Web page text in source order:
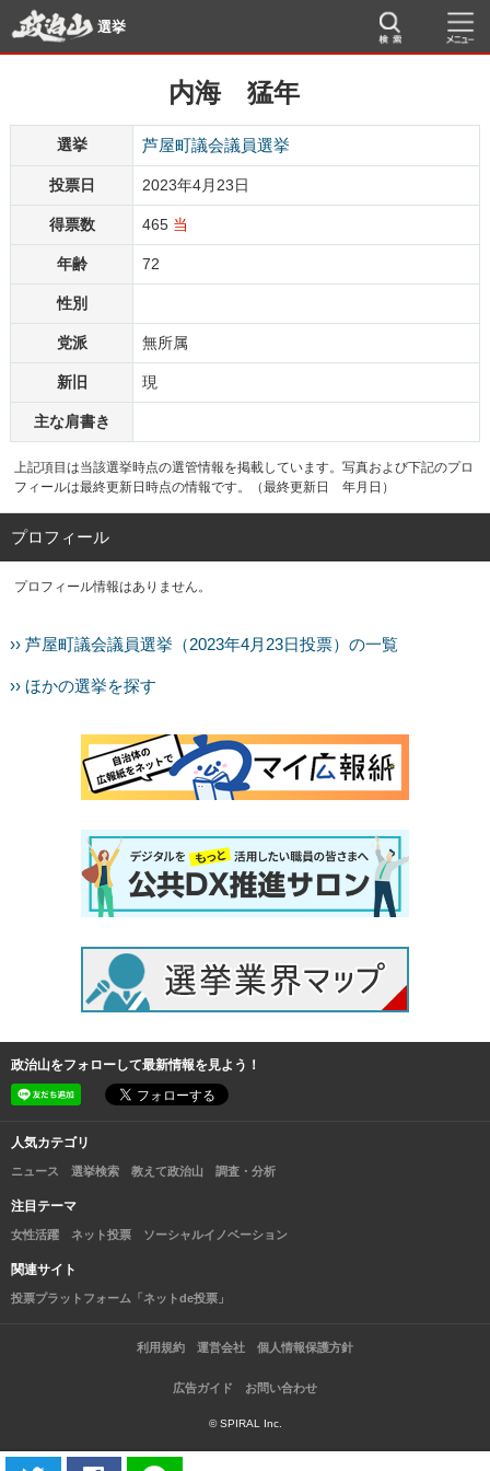
選挙
内海 猛年
選挙 芦屋町議会議員選挙
投票日 2023年4月23日
得票数 465 当
年齢 72
性別
党派 無所属
新旧 現
主な肩書き
上記項目は当該選挙時点の選管情報を掲載しています。写真および下記のプロ
フィールは最終更新日時点の情報です。（最終更新日 年月日）
プロフィール
プロフィール情報はありません。
›› 芦屋町議会議員選挙（2023年4月23日投票）の一覧
›› ほかの選挙を探す
政治山をフォローして最新情報を見よう！
人気カテゴリ
ニュース 選挙検索 教えて政治山 調査・分析
注目テーマ
女性活躍 ネット投票 ソーシャルイノベーション
関連サイト
投票プラットフォーム「ネットde投票」
利用規約 運営会社 個人情報保護方針
広告ガイド お問い合わせ
© SPIRAL Inc.